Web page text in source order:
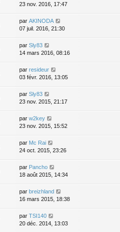
23 nov. 2016, 17:47
par AKINODA
07 juil. 2016, 21:30
par Sly83
14 mars 2016, 08:16
par resideur
03 févr. 2016, 13:05
par Sly83
23 nov. 2015, 21:17
par w2key
23 nov. 2015, 15:52
par Mc Rai
24 oct. 2015, 23:26
par Pancho
18 août 2015, 14:34
par breizhland
16 mars 2015, 18:38
par TSI140
20 déc. 2014, 13:03